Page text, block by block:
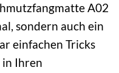
A02
sondern auch ein
einfachen Tricks
in Ihren